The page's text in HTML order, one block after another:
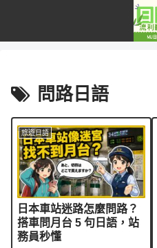
問路日語
旅遊日語
日本車站迷路怎麼問路？
搭車問月台 5 句日語，站
務員秒懂